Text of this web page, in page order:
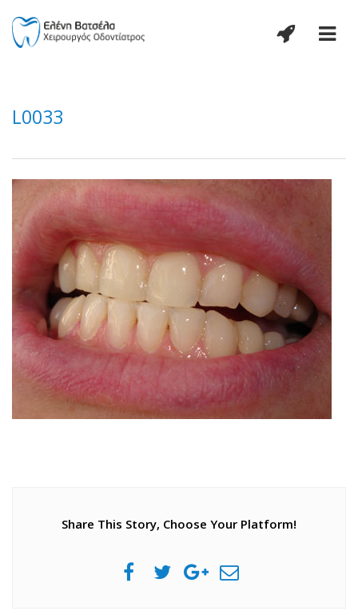
L0033
Share This Story, Choose Your Platform!